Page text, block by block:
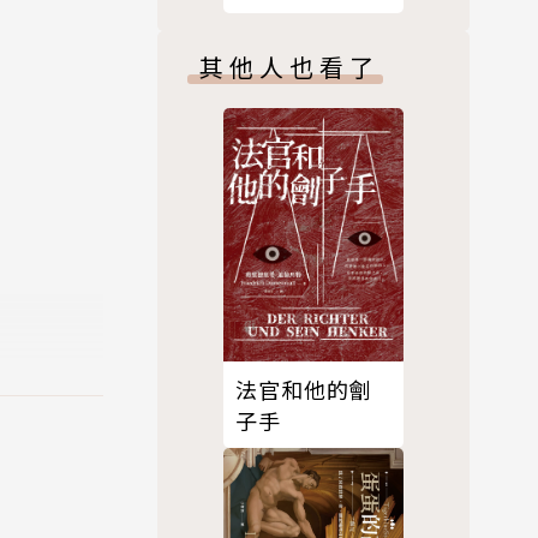
其他人也看了
法官和他的劊
子手